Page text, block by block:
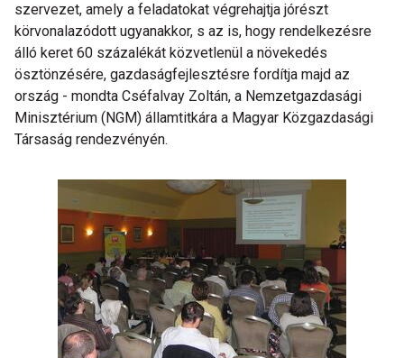
szervezet, amely a feladatokat végrehajtja jórészt
körvonalazódott ugyanakkor, s az is, hogy rendelkezésre
álló keret 60 százalékát közvetlenül a növekedés
ösztönzésére, gazdaságfejlesztésre fordítja majd az
ország - mondta Cséfalvay Zoltán, a Nemzetgazdasági
Minisztérium (NGM) államtitkára a Magyar Közgazdasági
Társaság rendezvényén.